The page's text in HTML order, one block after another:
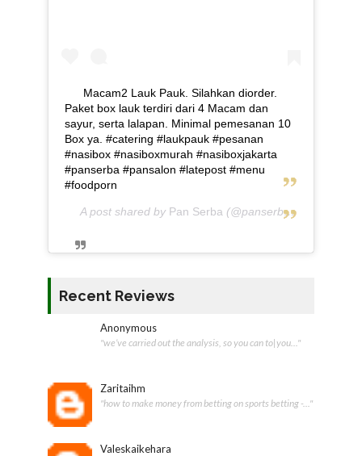
Macam2 Lauk Pauk. Silahkan diorder.
Paket box lauk terdiri dari 4 Macam dan
sayur, serta lalapan. Minimal pemesanan 10
Box ya. #catering #laukpauk #pesanan
#nasibox #nasiboxmurah #nasiboxjakarta
#panserba #pansalon #latepost #menu
#foodporn
A post shared by Pan Serba (@panserba) on
Recent Reviews
Anonymous
"we’ve carried out the analysis, so you can to|you..."
Zaritaihm
"how to make money from betting on sports betting -..."
Valeskaikehara